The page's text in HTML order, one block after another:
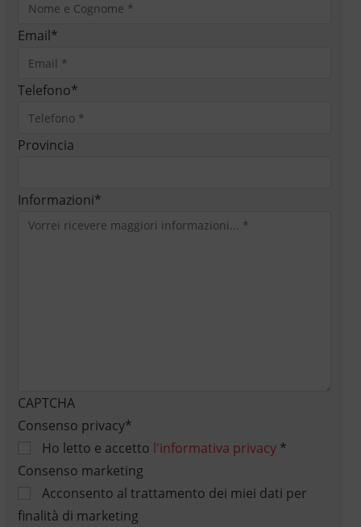
Email*
Telefono*
Provincia
Informazioni*
CAPTCHA
Consenso privacy*
Ho letto e accetto l'informativa privacy*
Consenso marketing
Acconsento al trattamento dei miei dati per
finalità di marketing